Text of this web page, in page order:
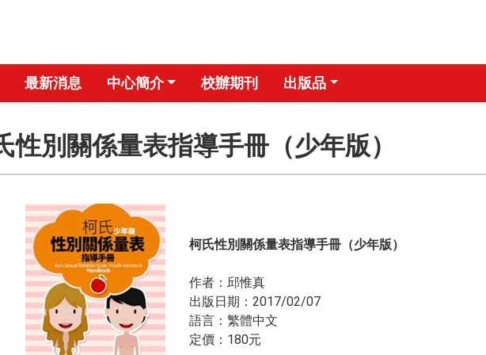
最新消息 中心簡介 校辦期刊 出版品
性別關係量表指導手冊（少年版）
柯氏性別關係量表指導手冊（少年版）
作者：邱惟真
出版日期：2017/02/07
​語言：繁體中文
​定價：180元